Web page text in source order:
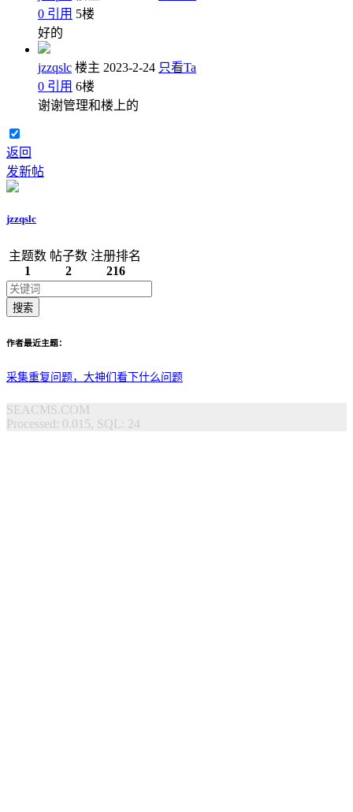
0 引用 5楼
好的
jzzqslc 楼主 2023-2-24 只看Ta
0 引用 6楼
谢谢管理和楼上的
返回
发新帖
jzzqslc
主题数
1
帖子数
2
注册排名
216
搜索
作者最近主题：
采集重复问题，大神们看下什么问题
SEACMS.COM
Processed: 0.015, SQL: 24